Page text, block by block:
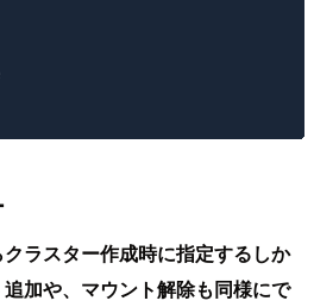
ラスター作成時に指定するしか
加や、マウント解除も同様にで